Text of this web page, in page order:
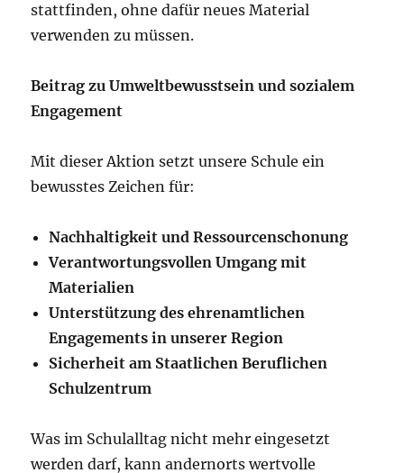
stattfinden, ohne dafür neues Material
verwenden zu müssen.
Beitrag zu Umweltbewusstsein und sozialem
Engagement
Mit dieser Aktion setzt unsere Schule ein
bewusstes Zeichen für:
Nachhaltigkeit und Ressourcenschonung
Verantwortungsvollen Umgang mit
Materialien
Unterstützung des ehrenamtlichen
Engagements in unserer Region
Sicherheit am Staatlichen Beruflichen
Schulzentrum
Was im Schulalltag nicht mehr eingesetzt
werden darf, kann andernorts wertvolle